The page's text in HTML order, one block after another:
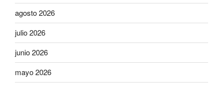
agosto 2026
julio 2026
junio 2026
mayo 2026